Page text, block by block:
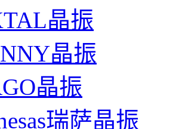
晶振
晶振
晶振
瑞萨晶振